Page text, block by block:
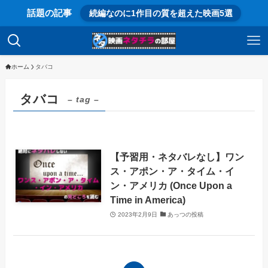
話題の記事 続編なのに1作目の質を超えた映画5選
ホーム タバコ
タバコ – tag –
【予習用・ネタバレなし】ワン
ス・アポン・ア・タイム・イ
ン・アメリカ (Once Upon a
Time in America)
2023年2月9日 あっつの投稿